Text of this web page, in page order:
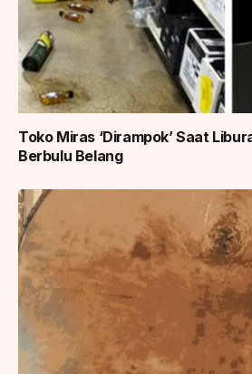
Toko Miras ‘Dirampok’ Saat
Berbulu Belang